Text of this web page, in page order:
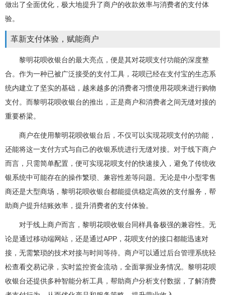
做出了全面优化，极大地提升了商户的收款效率与消费者的支付体
验。
革新支付体验，赋能商户
黎明花呗收银台的最大亮点，便是其对花呗支付功能的深度整
合。作为一种已被广泛接受的支付工具，花呗已经在支付宝的生态系
统内建立了坚实的基础，越来越多的消费者习惯使用花呗来进行购物
支付。而黎明花呗收银台的推出，正是商户和消费者之间无缝对接的
重要桥梁。
商户在使用黎明花呗收银台后，不仅可以实现花呗支付的功能，
还能将这一支付方式与自己的收银系统进行无缝对接。对于线下商户
而言，只需简单配置，便可实现花呗支付的快速接入，避免了传统收
银系统中可能存在的操作繁琐、兼容性差等问题。无论是中小型零售
商还是大型商场，黎明花呗收银台都能提供稳定高效的支付服务，帮
助商户提升结账效率，提升消费者的支付体验。
对于线上商户而言，黎明花呗收银台同样具备极强的兼容性。无
论是通过移动端网站，还是通过APP，花呗支付的接口都能迅速对
接，无需繁琐的技术对接与时间等待。商户可以通过后台管理系统轻
松查看交易记录，实时监控资金流动，全面掌握业务情况。黎明花呗
收银台还提供多种智能分析工具，帮助商户分析支付数据，了解消费